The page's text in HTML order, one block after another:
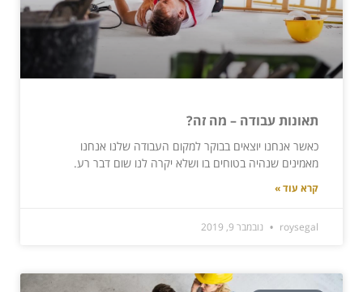
תאונות עבודה – מה זה?
כאשר אנחנו יוצאים בבוקר למקום העבודה שלנו אנחנו
מאמינים שנהיה בטוחים בו ושלא יקרה לנו שום דבר רע.
קרא עוד »
roysegal נובמבר 9, 2019